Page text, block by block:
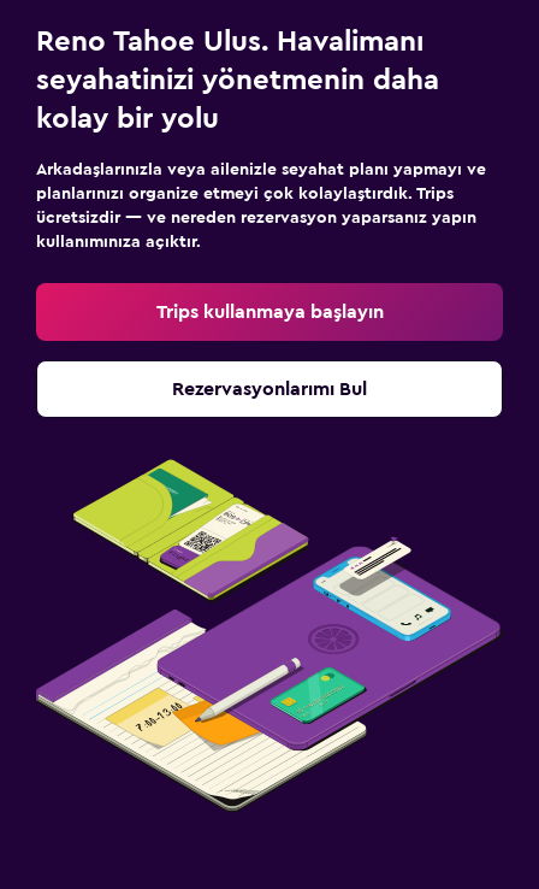
Reno Tahoe Ulus. Havalimanı
seyahatinizi yönetmenin daha
kolay bir yolu
Arkadaşlarınızla veya ailenizle seyahat planı yapmayı ve
planlarınızı organize etmeyi çok kolaylaştırdık. Trips
ücretsizdir — ve nereden rezervasyon yaparsanız yapın
kullanımınıza açıktır.
Trips kullanmaya başlayın
Rezervasyonlarımı Bul